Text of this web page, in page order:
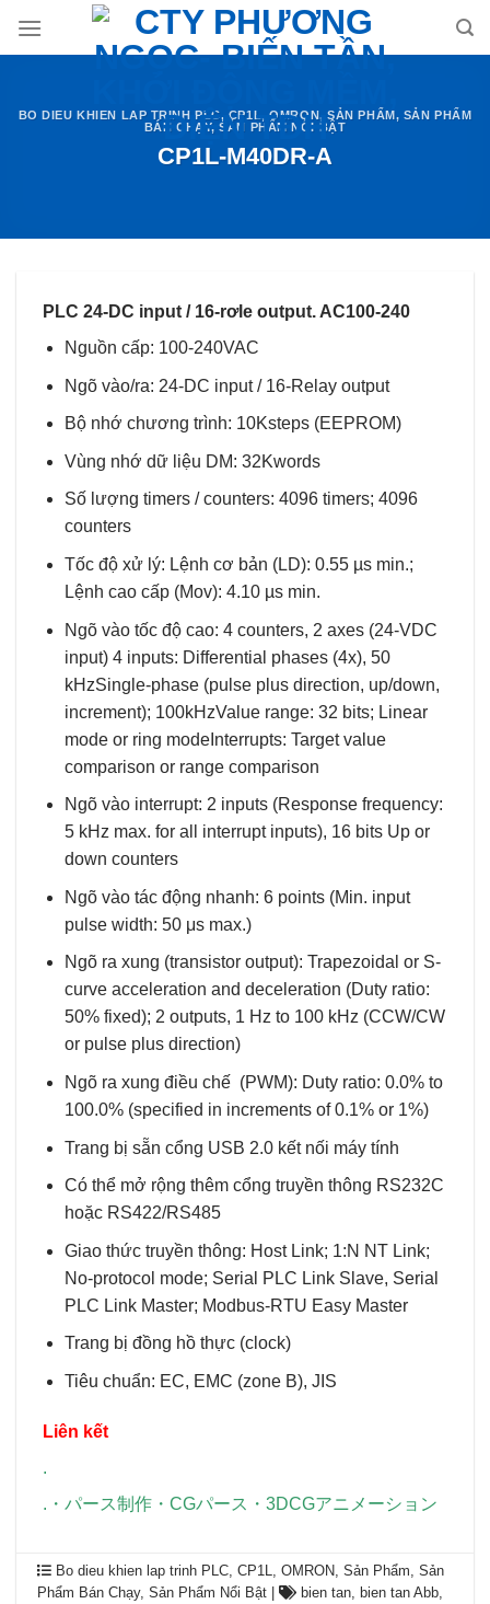
BO DIEU KHIEN LAP TRINH PLC, CP1L ,OMRON,SẢN PHẨM, SẢN PHẨM
BÁN CHẠY,SẢN PHẨM NỔI BẬT
CP1L-M40DR-A
PLC 24-DC input / 16-rơle output. AC100-240
Nguồn cấp: 100-240VAC
Ngõ vào/ra: 24-DC input / 16-Relay output
Bộ nhớ chương trình: 10Ksteps (EEPROM)
Vùng nhớ dữ liệu DM: 32Kwords
Số lượng timers / counters: 4096 timers; 4096
counters
Tốc độ xử l‎ý: Lệnh cơ bản (LD): 0.55 µs min.;
Lệnh cao cấp (Mov): 4.10 µs min.
Ngõ vào tốc độ cao: 4 counters, 2 axes (24-VDC
input) 4 inputs: Differential phases (4x), 50
kHzSingle-phase (pulse plus direction, up/down,
increment); 100kHzValue range: 32 bits; Linear
mode or ring modeInterrupts: Target value
comparison or range comparison
Ngõ vào interrupt: 2 inputs (Response frequency:
5 kHz max. for all interrupt inputs), 16 bits Up or
down counters
Ngõ vào tác động nhanh: 6 points (Min. input
pulse width: 50 μs max.)
Ngõ ra xung (transistor output): Trapezoidal or S-
curve acceleration and deceleration (Duty ratio:
50% fixed); 2 outputs, 1 Hz to 100 kHz (CCW/CW
or pulse plus direction)
Ngõ ra xung điều chế (PWM): Duty ratio: 0.0% to
100.0% (specified in increments of 0.1% or 1%)
Trang bị sẵn cổng USB 2.0 kết nối máy tính
Có thể mở rộng thêm cổng truyền thông RS232C
hoặc RS422/RS485
Giao thức truyền thông: Host Link; 1:N NT Link;
No-protocol mode; Serial PLC Link Slave, Serial
PLC Link Master; Modbus-RTU Easy Master
Trang bị đồng hồ thực (clock)
Tiêu chuẩn: EC, EMC (zone B), JIS
Liên kết
.
. ・ パース制作 ・ CGパース ・ 3DCGアニメーション
Bo dieu khien lap trinh PLC,CP1L,OMRON,Sản Phẩm,Sản
Phẩm Bán Chạy,Sản Phẩm Nổi Bật | bien tan, bien tan Abb,